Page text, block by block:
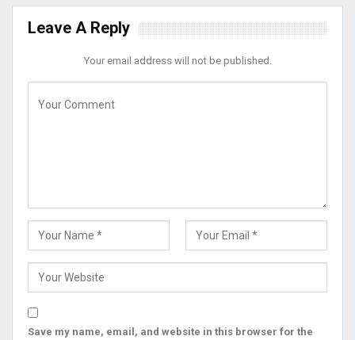
Leave A Reply
Your email address will not be published.
Save my name, email, and website in this browser for the